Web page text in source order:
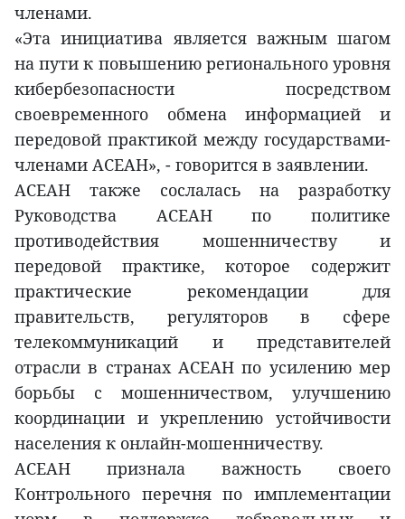
членами.
«Эта инициатива является важным шагом
на пути к повышению регионального уровня
кибербезопасности посредством
своевременного обмена информацией и
передовой практикой между государствами-
членами АСЕАН», - говорится в заявлении.
АСЕАН также сослалась на разработку
Руководства АСЕАН по политике
противодействия мошенничеству и
передовой практике, которое содержит
практические рекомендации для
правительств, регуляторов в сфере
телекоммуникаций и представителей
отрасли в странах АСЕАН по усилению мер
борьбы с мошенничеством, улучшению
координации и укреплению устойчивости
населения к онлайн-мошенничеству.
АСЕАН признала важность своего
Контрольного перечня по имплементации